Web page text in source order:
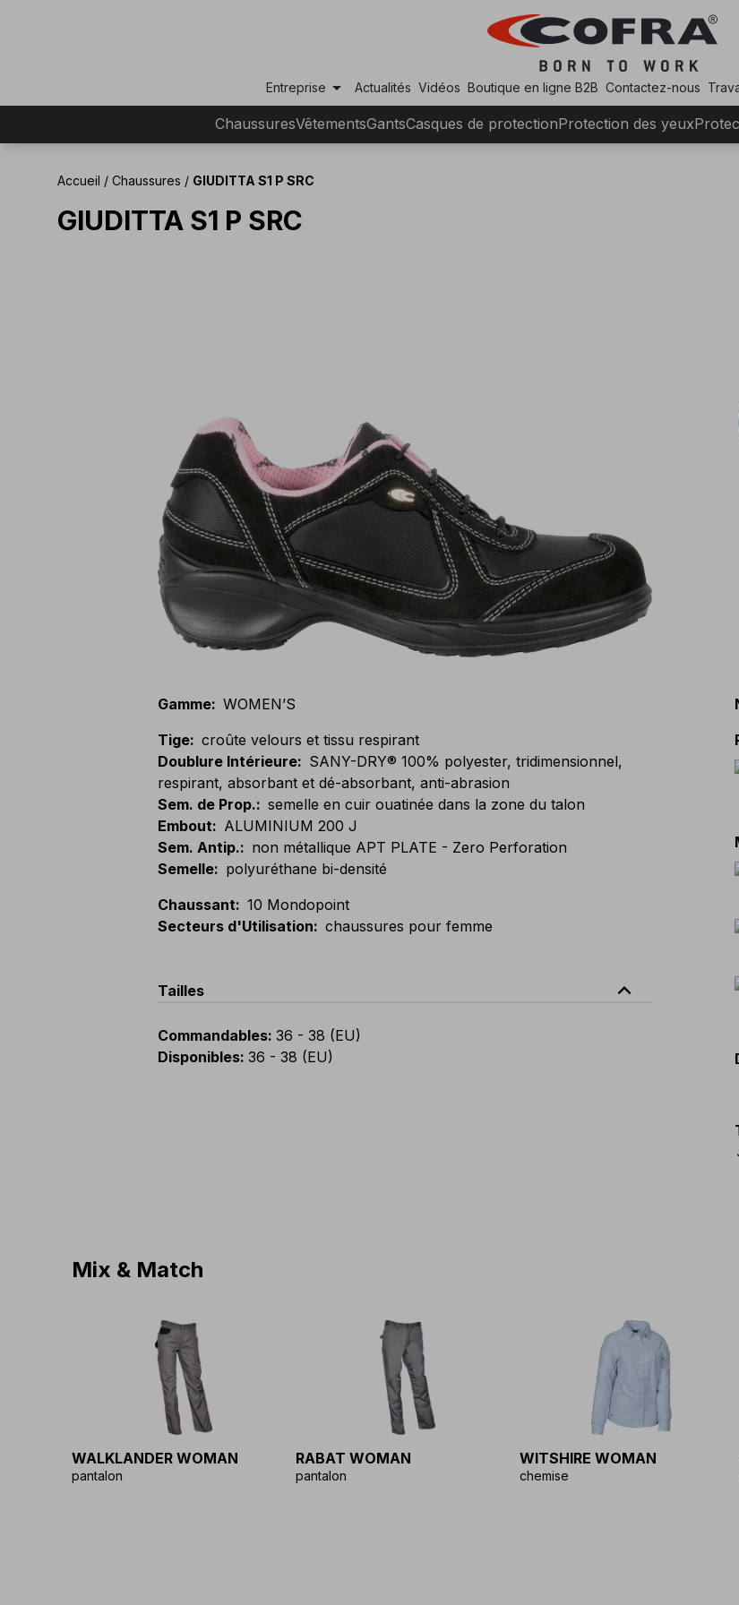
Entreprise arrow_drop_down Actualités Vidéos Boutique en ligne B2B Contactez-nous
ChaussuresVêtementsGantsCasques de protectionProtection des yeux
Accueil / Chaussures / GIUDITTA S1 P SRC
GIUDITTA S1 P SRC
Gamme: WOMEN’S
Tige: croûte velours et tissu respirant
Doublure Intérieure: SANY-DRY® 100% polyester, tridimensionnel,
respirant, absorbant et dé-absorbant, anti-abrasion
Sem. de Prop.: semelle en cuir ouatinée dans la zone du talon
Embout: ALUMINIUM 200 J
Sem. Antip.: non métallique APT PLATE - Zero Perforation
Semelle: polyuréthane bi-densité
Chaussant: 10 Mondopoint
Secteurs d'Utilisation: chaussures pour femme
Tailles expand_less
Commandables: 36 - 38 (EU)
Disponibles: 36 - 38 (EU)
Mix & Match
WALKLANDER WOMAN
pantalon
RABAT WOMAN
pantalon
WITSHIRE WOMAN
chemise